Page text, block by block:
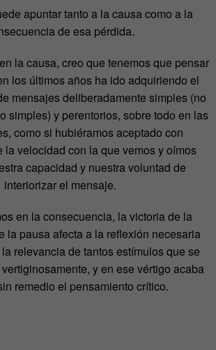
apuntar tanto a la causa como a la
de esa pérdida.
la causa, creo que tenemos que pensar
los últimos años ha ido adquiriendo el
mensajes deliberadamente simples (no
simples) y perentorios, sobre todo en las
como si hubiéramos aceptado con
la velocidad con la que vemos y oímos
capacidad y nuestra voluntad de
interiorizar el mensaje.
en la consecuencia, la victoria de la
la pausa afecta a la reflexión necesaria
relevancia de tantos estímulos que se
y en ese vértigo acaba
remedio el pensamiento crítico.